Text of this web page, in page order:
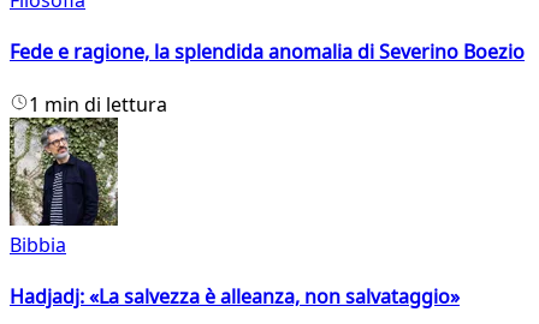
Fede e ragione, la splendida anomalia di Severino Boezio
1 min di lettura
Bibbia
Hadjadj: «La salvezza è alleanza, non salvataggio»